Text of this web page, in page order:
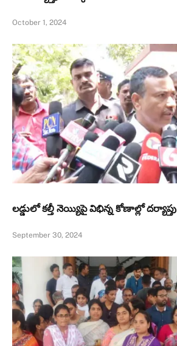
October 1, 2024
లడ్డులో కల్తీ నెయ్యిపై విభిన్న కోణాల్లో దర్యాప్తు
September 30, 2024